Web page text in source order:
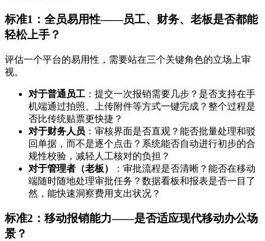
标准1：全员易用性——员工、财务、老板是否都能
轻松上手？
评估一个平台的易用性，需要站在三个关键角色的立场上审
视。
对于普通员工 ：提交一次报销需要几步？是否支持在手
机端通过拍照、上传附件等方式一键完成？整个过程是
否比传统贴票更快捷？
对于财务人员 ：审核界面是否直观？能否批量处理和驳
回单据，而不是逐个点击？系统能否自动进行初步的合
规性校验，减轻人工核对的负担？
对于管理者（老板）
：审批流程是否清晰？能否在移动
端随时随地处理审批任务？数据看板和报表是否一目了
然，能快速洞察费用支出状况？
标准2：移动报销能力——是否适应现代移动办公场
景？